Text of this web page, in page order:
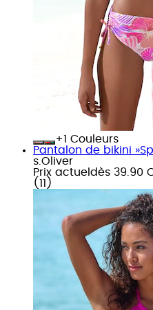
+
Couleurs
Pantalon de bikini
s.Oliver
Prix actuel dès 39.90
( 11 )